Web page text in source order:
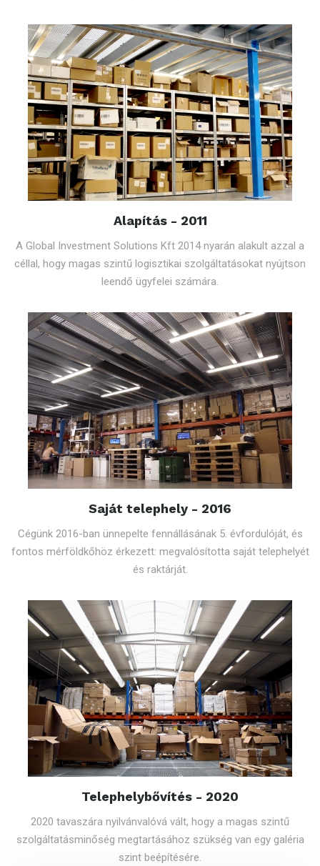
Alapítás - 2011
A Global Investment Solutions Kft 2014 nyarán alakult azzal a
céllal, hogy magas szintű logisztikai szolgáltatásokat nyújtson
leendő ügyfelei számára.
Saját telephely - 2016
Cégünk 2016-ban ünnepelte fennállásának 5. évfordulóját, és
fontos mérföldkőhöz érkezett: megvalósította saját telephelyét
és raktárját.
Telephelybővítés - 2020
2020 tavaszára nyilvánvalóvá vált, hogy a magas szintű
szolgáltatásminőség megtartásához szükség van egy galéria
szint beépítésére.